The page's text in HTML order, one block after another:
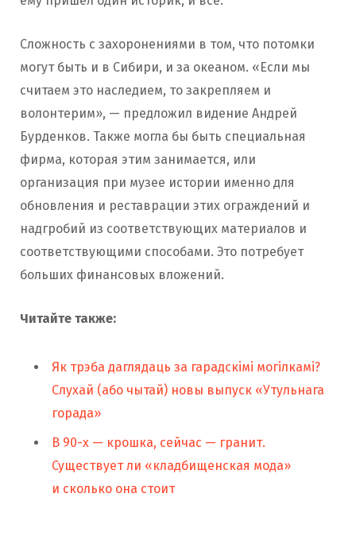
Сложность с захоронениями в том, что потомки
могут быть и в Сибири, и за океаном. «Если мы
считаем это наследием, то закрепляем и
волонтерим», — предложил видение Андрей
Бурденков. Также могла бы быть специальная
фирма, которая этим занимается, или
организация при музее истории именно для
обновления и реставрации этих ограждений и
надгробий из соответствующих материалов и
соответствующими способами. Это потребует
больших финансовых вложений.
Читайте также:
Як трэба даглядаць за гарадскімі могілкамі?
Слухай (або чытай) новы выпуск «Утульнага
горада»
В 90-х — крошка, сейчас — гранит.
Существует ли «кладбищенская мода»
и сколько она стоит